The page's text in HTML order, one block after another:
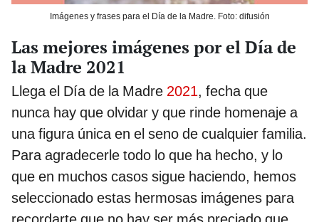
Imágenes y frases para el Día de la Madre. Foto: difusión
Las mejores imágenes por el Día de
la Madre 2021
Llega el Día de la Madre 2021, fecha que
nunca hay que olvidar y que rinde homenaje a
una figura única en el seno de cualquier familia.
Para agradecerle todo lo que ha hecho, y lo
que en muchos casos sigue haciendo, hemos
seleccionado estas hermosas imágenes para